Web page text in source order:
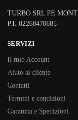
TURBO SRL PE
P.I. 02268470685
SERVIZI
Il mio Account
Aiuto al cliente
Contatti
Termini e condizioni
Garanzia e Spedizioni